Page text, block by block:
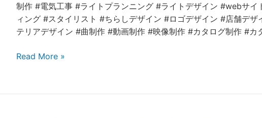
制作 #電気工事 #ライトプランニング #ライトデザイン #webサイ
ィング #スタイリスト #ちらしデザイン #ロゴデザイン #店舗デ
テリアデザイン #曲制作 #動画制作 #映像制作 #カタログ制作 #カ
ん
Read More »